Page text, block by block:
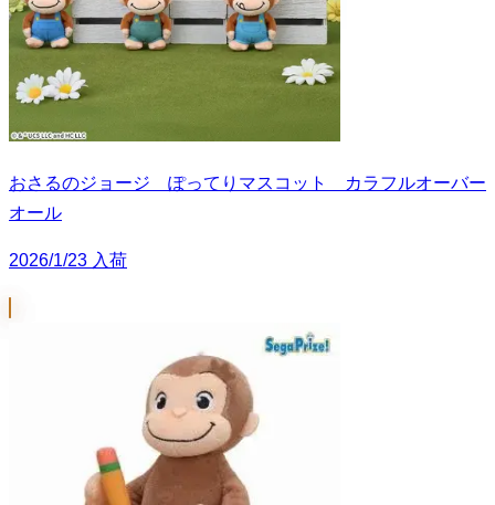
おさるのジョージ ぽってりマスコット カラフルオーバー
オール
2026/1/23 入荷